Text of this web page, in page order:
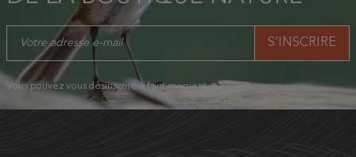
Vous pouvez vous désinscrire à tout moment.